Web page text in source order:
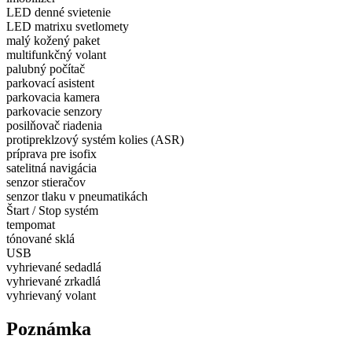
LED denné svietenie
LED matrixu svetlomety
malý kožený paket
multifunkčný volant
palubný počítač
parkovací asistent
parkovacia kamera
parkovacie senzory
posilňovač riadenia
protipreklzový systém kolies (ASR)
príprava pre isofix
satelitná navigácia
senzor stieračov
senzor tlaku v pneumatikách
Štart / Stop systém
tempomat
tónované sklá
USB
vyhrievané sedadlá
vyhrievané zrkadlá
vyhrievaný volant
Poznámka